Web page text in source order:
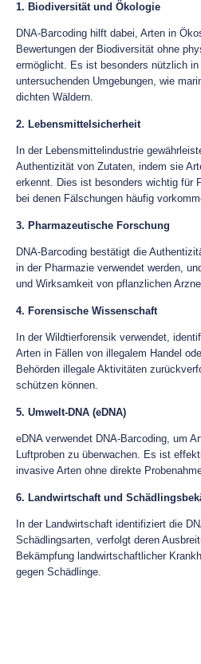
1. Biodiversität und Ökologie
DNA-Barcoding hilft dabei, Arten in
Bewertungen der Biodiversität ohne
ermöglicht. Es ist besonders nützlich
untersuchenden Umgebungen, wie
dichten Wäldern.
2. Lebensmittelsicherheit
In der Lebensmittelindustrie
Authentizität von Zutaten, indem sie
erkennt. Dies ist besonders wichtig für
bei denen Fälschungen häufig
3. Pharmazeutische Forschung
DNA-Barcoding bestätigt die
in der Pharmazie verwendet werden,
und Wirksamkeit von pflanzlichen
4. Forensische Wissenschaft
In der Wildtierforensik verwendet,
Arten in Fällen von illegalem Handel
Behörden illegale Aktivitäten
schützen können.
5. Umwelt-DNA (eDNA)
eDNA verwendet DNA-Barcoding, um
Luftproben zu überwachen. Es ist
invasive Arten ohne direkte
6. Landwirtschaft und
In der Landwirtschaft identifiziert die
Schädlingsarten, verfolgt deren
Bekämpfung landwirtschaftlicher
gegen Schädlinge.